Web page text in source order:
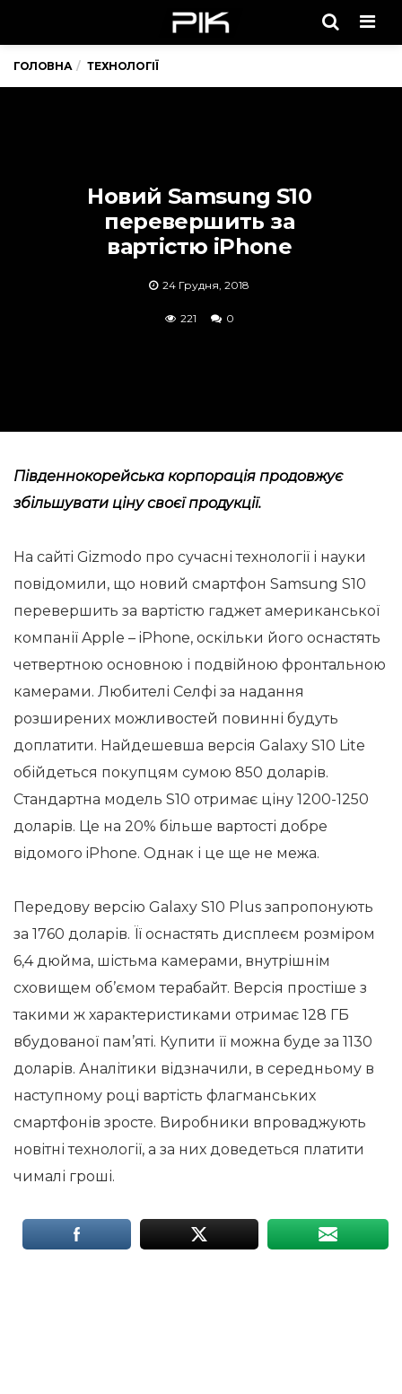
ГОЛОВНА ТЕХНОЛОГІЇ
Новий Samsung S10
перевершить за
вартістю iPhone
24 Грудня, 2018
221 0
Південнокорейська корпорація продовжує
збільшувати ціну своєї продукції.
На сайті Gizmodo про сучасні технології і науки
повідомили, що новий смартфон Samsung S10
перевершить за вартістю гаджет американської
компанії Apple – iPhone, оскільки його оснастять
четвертною основною і подвійною фронтальною
камерами. Любителі Селфі за надання
розширених можливостей повинні будуть
доплатити. Найдешевша версія Galaxy S10 Lite
обійдеться покупцям сумою 850 доларів.
Стандартна модель S10 отримає ціну 1200-1250
доларів. Це на 20% більше вартості добре
відомого iPhone. Однак і це ще не межа.
Передову версію Galaxy S10 Plus запропонують
за 1760 доларів. Її оснастять дисплеєм розміром
6,4 дюйма, шістьма камерами, внутрішнім
сховищем об’ємом терабайт. Версія простіше з
такими ж характеристиками отримає 128 ГБ
вбудованої пам’яті. Купити її можна буде за 1130
доларів. Аналітики відзначили, в середньому в
наступному році вартість флагманських
смартфонів зросте. Виробники впроваджують
новітні технології, а за них доведеться платити
чималі гроші.